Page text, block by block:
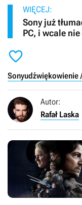
WIĘCEJ:
Sony już
PC, i wcale

Sonyudźwiękowienie
Autor:
Rafał Laska